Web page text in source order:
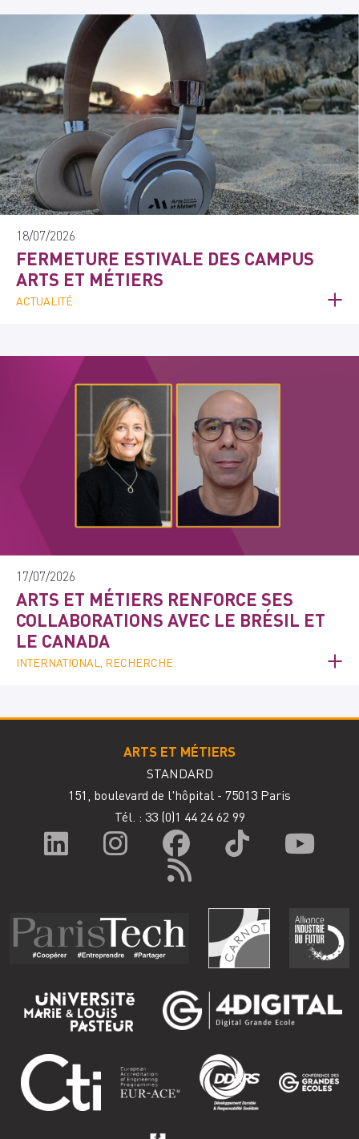
18/07/2026
FERMETURE ESTIVALE DES CAMPUS
ARTS ET MÉTIERS
ACTUALITÉ
17/07/2026
ARTS ET MÉTIERS RENFORCE SES
COLLABORATIONS AVEC LE BRÉSIL ET
LE CANADA
INTERNATIONAL, RECHERCHE
ARTS ET MÉTIERS
STANDARD
151, boulevard de l'hôpital - 75013 Paris
Tél. : 33 (0)1 44 24 62 99